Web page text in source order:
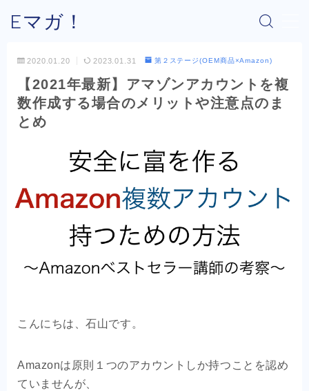
Eマガ！
Eマガ！とは？
最新コラム
公式メルマガ
OEM商品×Amazon
OEM商品×Yahoo!
OEM商品×自社EC
クライアントの声
2020.01.20 2023.01.31 第２ステージ(OEM商品×Amazon)
【2021年最新】アマゾンアカウントを複
数作成する場合のメリットや注意点のま
とめ
こんにちは、石山です。
Amazonは原則１つのアカウントしか持つことを認め
ていませんが、